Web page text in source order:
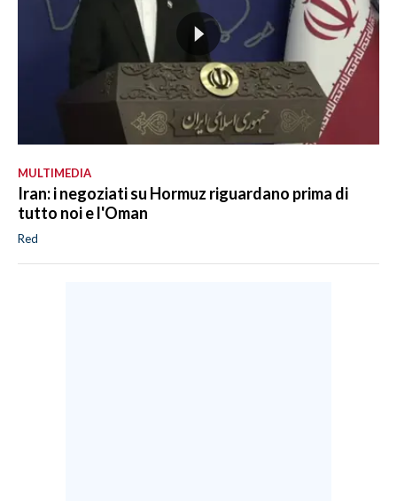
MULTIMEDIA
Iran: i negoziati su Hormuz riguardano prima di
tutto noi e l'Oman
Red